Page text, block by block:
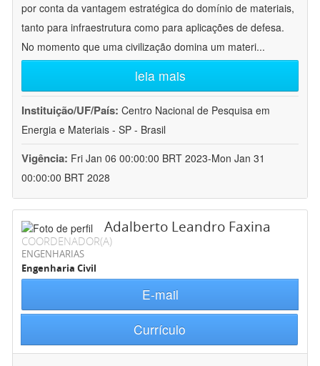
por conta da vantagem estratégica do domínio de materiais,
tanto para infraestrutura como para aplicações de defesa.
No momento que uma civilização domina um materi...
leia mais
Instituição/UF/País: Centro Nacional de Pesquisa em
Energia e Materiais - SP - Brasil
Vigência: Fri Jan 06 00:00:00 BRT 2023-Mon Jan 31
00:00:00 BRT 2028
Adalberto Leandro Faxina
COORDENADOR(A)
ENGENHARIAS
Engenharia Civil
E-mail
Currículo